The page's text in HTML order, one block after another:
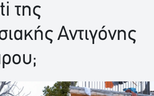
της
Αντιγόνης